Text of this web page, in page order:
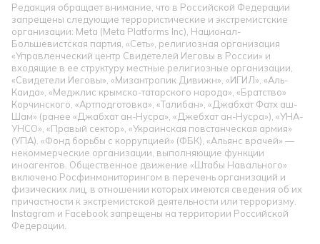
Редакция обращает внимание, что в Российской Федерации
запрещены следующие террористические и экстремистские
организации: Meta (Meta Platforms Inc), Национал-
Большевистская партия, «Сеть», религиозная организация
«Управленческий центр Свидетелей Иеговы в России» и
входящие в ее структуру местные религиозные организации,
«Свидетели Иеговы», «Мизантропик Дивижн», «ИГИЛ», «Аль-
Каида», «Меджлис крымско-татарского народа», «Братство»
Корчинского, «Артподготовка», «Талибан», «Джабхат Фатх аш-
Шам» (ранее «Джабхат ан-Нусра», «Джебхат ан-Нусра»), «УНА-
УНСО», «Правый сектор», «Украинская повстанческая армия»
(УПА). «Фонд борьбы с коррупцией» (ФБК), «Альянс врачей» —
некоммерческие организации, выполняющие функции
иноагентов. Общественное движение «Штабы Навального»
включено Росфинмониторингом в перечень организаций и
физических лиц, в отношении которых имеются сведения об их
причастности к экстремистской деятельности или терроризму.
Instagram и Facebook запрещены на территории Российской
Федерации.